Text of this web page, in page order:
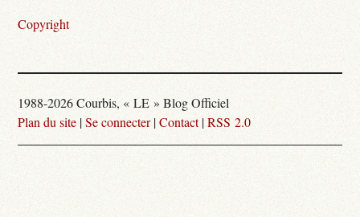
Copyright
1988-2026 Courbis, « LE » Blog Officiel
Plan du site |Se connecter|Contact|RSS 2.0